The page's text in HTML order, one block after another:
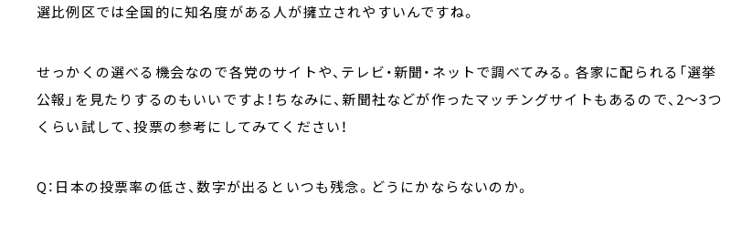
選比例区では全国的に知名度がある人が擁立されやすいんですね。
せっかくの選べる機会なので各党のサイトや、テレビ・新聞・ネットで調べてみる。各家に配られる「選挙
公報」を見たりするのもいいですよ！ちなみに、新聞社などが作ったマッチングサイトもあるので、 2～3つ
くらい試して、投票の参考にしてみてください！
Q：日本の投票率の低さ、数字が出るといつも残念。どうにかならないのか。